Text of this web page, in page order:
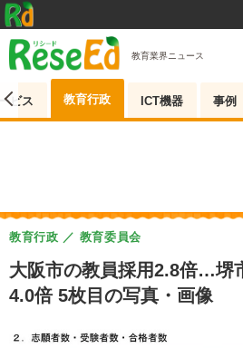
教育業界ニュース
ビス 教育行政 ICT機器 事例
大阪市の教員採用2.8倍…堺
4.0倍 5枚目の写真・画像
教育行政 教育委員会